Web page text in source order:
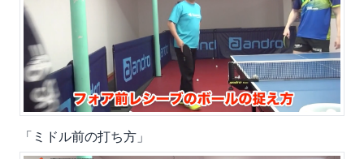
「ミドル前の打ち方」